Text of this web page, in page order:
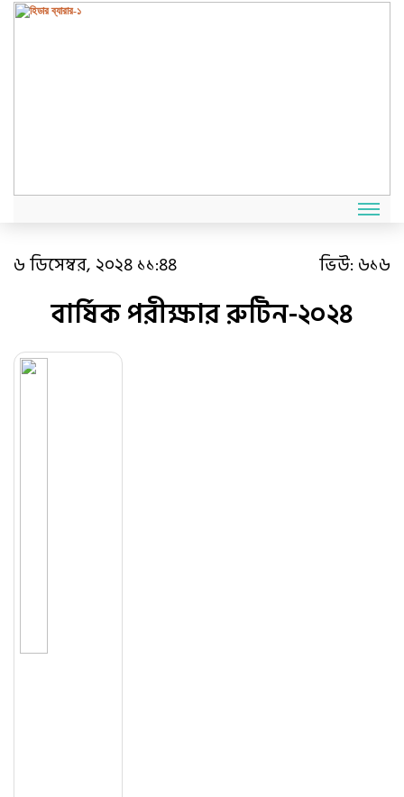
৬ ডিসেম্বর, ২০২৪ ১১:৪৪ ভিউ: ৬১৬
বার্ষিক পরীক্ষার রুটিন-২০২৪